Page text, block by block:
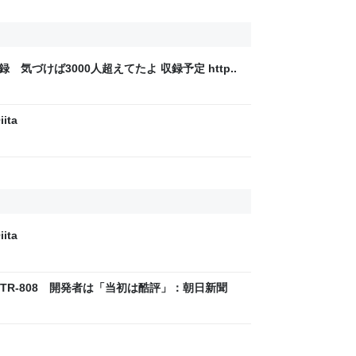
気づけば3000人超えてたよ 収録予定 http..
808 開発者は「当初は酷評」：朝日新聞